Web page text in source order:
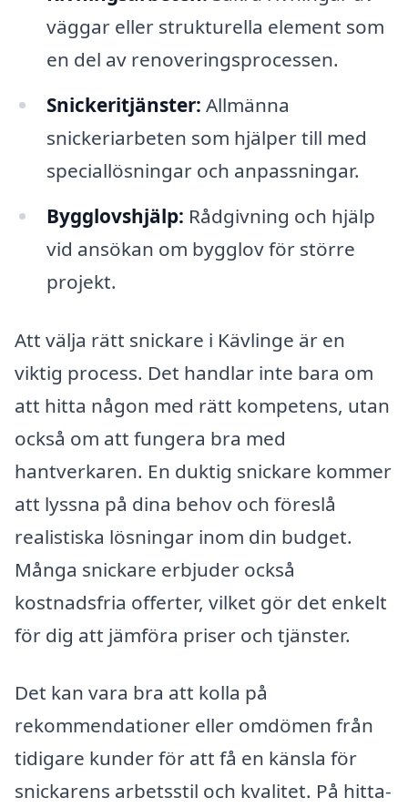
väggar eller strukturella element som
en del av renoveringsprocessen.
Snickeritjänster: Allmänna
snickeriarbeten som hjälper till med
speciallösningar och anpassningar.
Bygglovshjälp: Rådgivning och hjälp
vid ansökan om bygglov för större
projekt.
Att välja rätt snickare i Kävlinge är en
viktig process. Det handlar inte bara om
att hitta någon med rätt kompetens, utan
också om att fungera bra med
hantverkaren. En duktig snickare kommer
att lyssna på dina behov och föreslå
realistiska lösningar inom din budget.
Många snickare erbjuder också
kostnadsfria offerter, vilket gör det enkelt
för dig att jämföra priser och tjänster.
Det kan vara bra att kolla på
rekommendationer eller omdömen från
tidigare kunder för att få en känsla för
snickarens arbetsstil och kvalitet. På hitta-